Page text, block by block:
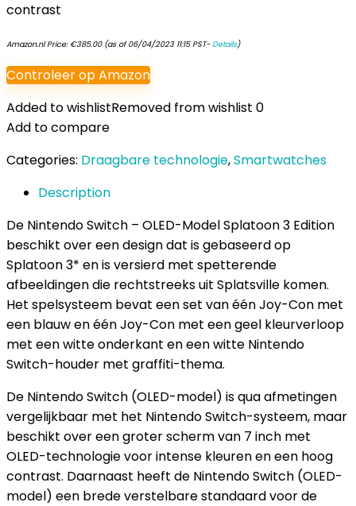
contrast
Amazon.nl Price: €385.00(as of 06/04/2023 11:15 PST-Details)
Controleer op Amazon
Added to wishlistRemoved from wishlist 0
Add to compare
Categories: Draagbare technologie,Smartwatches
Description
De Nintendo Switch – OLED-Model Splatoon 3 Edition
beschikt over een design dat is gebaseerd op
Splatoon 3* en is versierd met spetterende
afbeeldingen die rechtstreeks uit Splatsville komen.
Het spelsysteem bevat een set van één Joy-Con met
een blauw en één Joy-Con met een geel kleurverloop
met een witte onderkant en een witte Nintendo
Switch-houder met graffiti-thema.
De Nintendo Switch (OLED-model) is qua afmetingen
vergelijkbaar met het Nintendo Switch-systeem, maar
beschikt over een groter scherm van 7 inch met
OLED-technologie voor intense kleuren en een hoog
contrast. Daarnaast heeft de Nintendo Switch (OLED-
model) een brede verstelbare standaard voor de